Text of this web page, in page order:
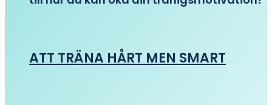
ATT TRÄNA HÅRT MEN SMART